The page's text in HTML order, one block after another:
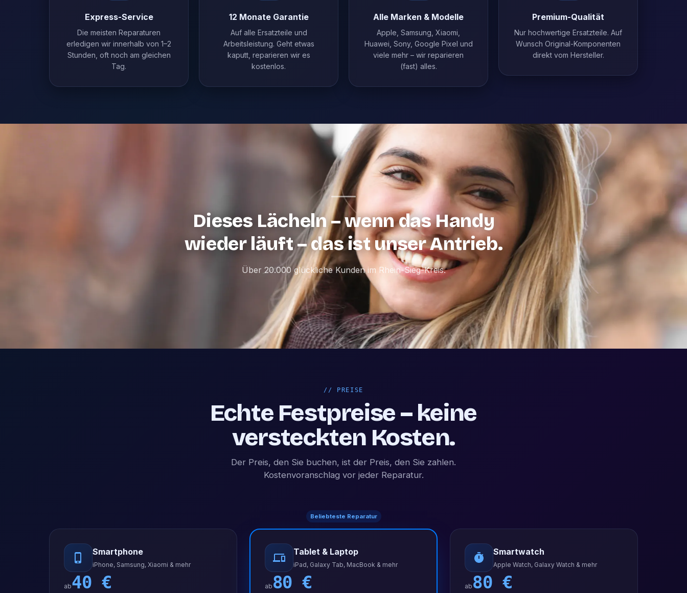
Express-Service
Die meisten Reparaturen
erledigen wir innerhalb von 1–2
Stunden, oft noch am gleichen
Tag.
12 Monate Garantie
Auf alle Ersatzteile und
Arbeitsleistung. Geht etwas
kaputt, reparieren wir es
kostenlos.
Alle Marken & Modelle
Apple, Samsung, Xiaomi,
Huawei, Sony, Google Pixel und
viele mehr – wir reparieren
(fast) alles.
Premium-Qualität
Nur hochwertige Ersatzteile. Auf
Wunsch Original-Komponenten
direkt vom Hersteller.
Dieses Lächeln – wenn das Handy
wieder läuft – das ist unser Antrieb.
Über 20.000 glückliche Kunden im Rhein-Sieg-Kreis.
// PREISE
Echte Festpreise – keine
versteckten Kosten.
Der Preis, den Sie buchen, ist der Preis, den Sie zahlen.
Kostenvoranschlag vor jeder Reparatur.
Smartphone
iPhone, Samsung, Xiaomi & mehr
ab40 €
Beliebteste Reparatur
Tablet & Laptop
iPad, Galaxy Tab, MacBook & mehr
ab 80 €
Smartwatch
Apple Watch, Galaxy Watch & mehr
ab 80 €